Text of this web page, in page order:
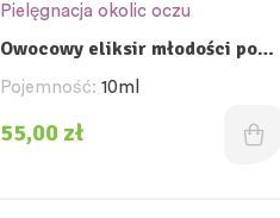
Pielęgnacja okolic oczu
Owocowy eliksir młodości pod
oczy
Pojemność: 10ml
55,00 zł